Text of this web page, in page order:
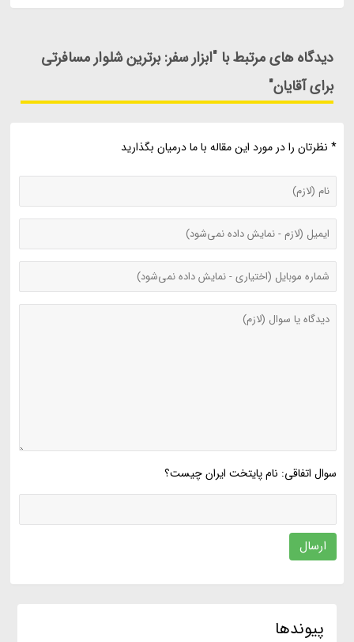
دیدگاه های مرتبط با "ابزار سفر: برترین شلوار مسافرتی
برای آقایان"
* نظرتان را در مورد این مقاله با ما درمیان بگذارید
سوال اتفاقی: نام پایتخت ایران چیست؟
ارسال
پیوندها